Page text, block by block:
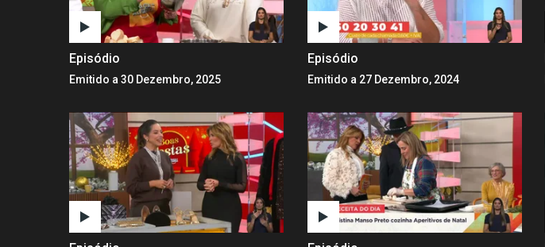
Episódio
Emitido a 30 Dezembro, 2025
Episódio
Emitido a 27 Dezembro, 2024